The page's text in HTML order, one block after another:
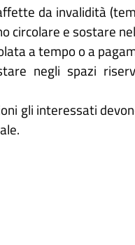
da invalidità
circolare e sostare
a tempo o a
negli spazi
gli interessati